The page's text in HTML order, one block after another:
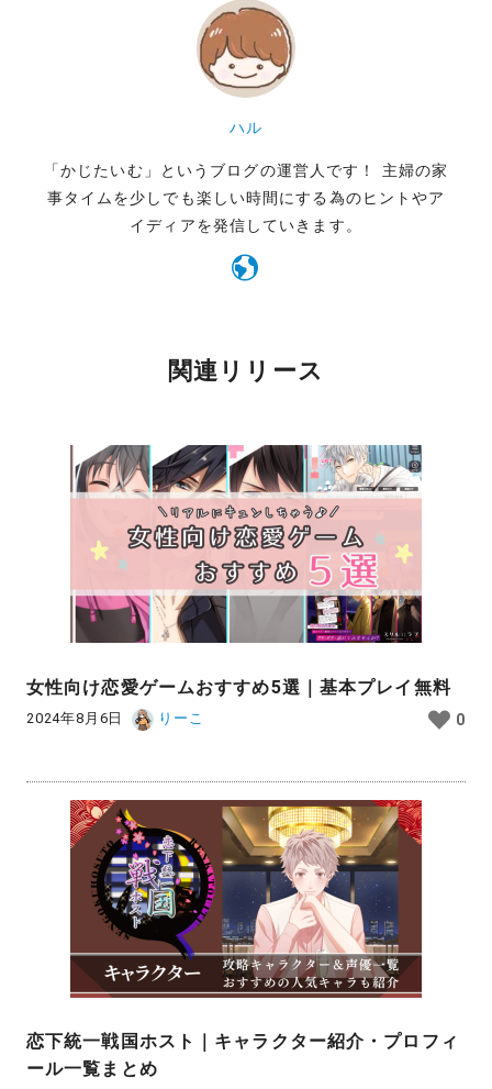
ハル
「かじたいむ」というブログの運営人です！ 主婦の家
事タイムを少しでも楽しい時間にする為のヒントやア
イディアを発信していきます。
関連リリース
女性向け恋愛ゲームおすすめ5選｜基本プレイ無料
2024年8月6日 りーこ 0
恋下統一戦国ホスト｜キャラクター紹介・プロフィ
ール一覧まとめ